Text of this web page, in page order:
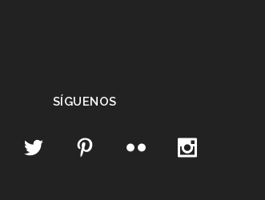
SÍGUENOS